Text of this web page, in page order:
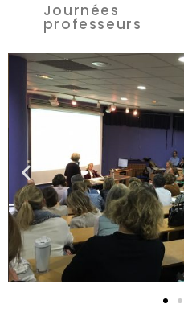
Journées
professeurs